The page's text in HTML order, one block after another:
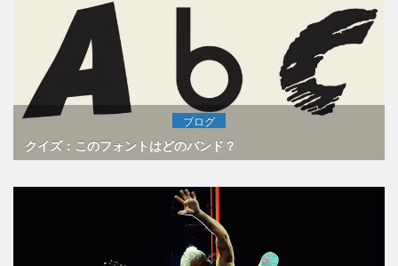
ブログ
クイズ：このフォントはどのバンド？